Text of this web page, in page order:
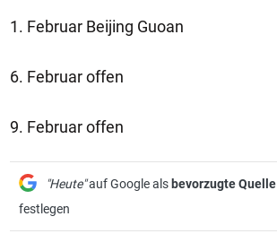
1. Februar Beijing Guoan
6. Februar offen
9. Februar offen
"Heute"auf Google als bevorzugte Quelle
festlegen